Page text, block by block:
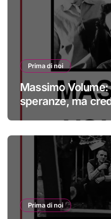
Prima di noi
Massimo Volume:
speranze, ma
Prima di noi